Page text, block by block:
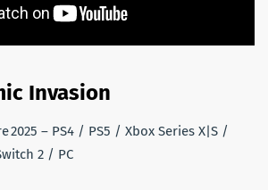
Invasion
2025 – PS4 / PS5 / Xbox Series X|S /
2 / PC